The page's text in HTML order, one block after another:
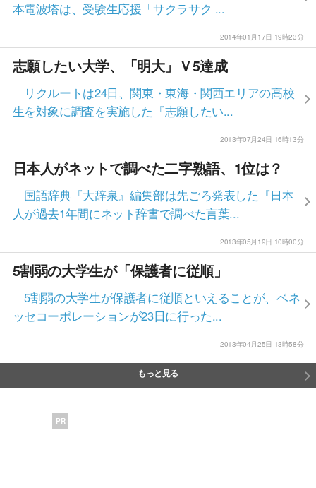
本電波塔は、受験生応援「サクラサク ...
2014年01月17日 19時23分
志願したい大学、「明大」Ｖ5達成
リクルートは24日、関東・東海・関西エリアの高校
生を対象に調査を実施した『志願したい...
2013年07月24日 16時13分
日本人がネットで調べた二字熟語、1位は？
国語辞典『大辞泉』編集部は先ごろ発表した『日本
人が過去1年間にネット辞書で調べた言葉...
2013年05月19日 10時00分
5割弱の大学生が「保護者に従順」
5割弱の大学生が保護者に従順といえることが、ベネ
ッセコーポレーションが23日に行った...
2013年04月25日 13時58分
もっと見る
PR